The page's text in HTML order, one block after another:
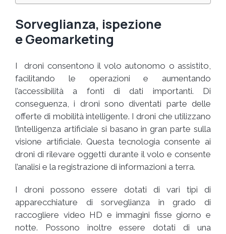
Sorveglianza, ispezione
eGeomarketing
I droni consentono il volo autonomo o assistito,
facilitando le operazioni e aumentando
l’accessibilità a fonti di dati importanti. Di
conseguenza, i droni sono diventati parte delle
offerte di mobilità intelligente. I droni che utilizzano
l’intelligenza artificiale si basano in gran parte sulla
visione artificiale. Questa tecnologia consente ai
droni di rilevare oggetti durante il volo e consente
l’analisi e la registrazione di informazioni a terra.
I droni possono essere dotati di vari tipi di
apparecchiature di sorveglianza in grado di
raccogliere video HD e immagini fisse giorno e
notte. Possono inoltre essere dotati di una